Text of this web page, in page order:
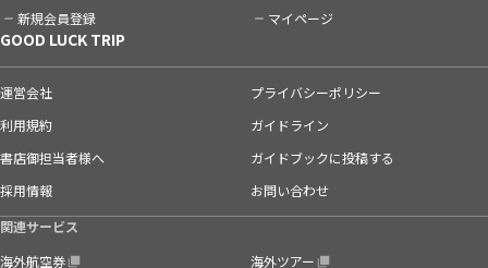
新規会員登録 マイページ
GOOD LUCK TRIP
運営会社
プライバシーポリシー
利用規約
ガイドライン
書店御担当者様へ
ガイドブックに投稿する
採用情報
お問い合わせ
関連サービス
海外航空券
海外ツアー